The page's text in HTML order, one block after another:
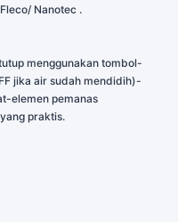
Nanotec .
menggunakan tombol-
jika air sudah mendidih)-
elemen pemanas
praktis.